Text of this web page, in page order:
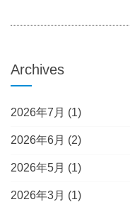
Archives
2026年7月 (1)
2026年6月 (2)
2026年5月 (1)
2026年3月 (1)